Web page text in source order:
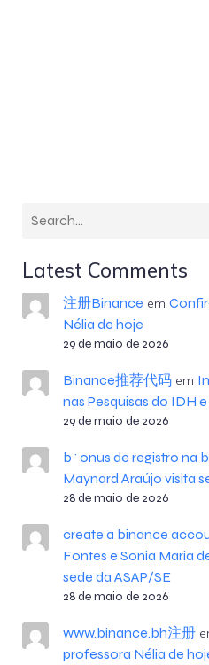
Latest Comments
注册Binance em
Nélia de hoje
29 de maio de 2026
Binance推荐代码em
nas Pesquisas do IDH
29 de maio de 2026
b^onus de registro na
Maynard Araújo visita
28 de maio de 2026
create a binance
Fontes e Sonia Maria
sede da ASAP/SE
28 de maio de 2026
www.binance.bh注册
professora Nélia de